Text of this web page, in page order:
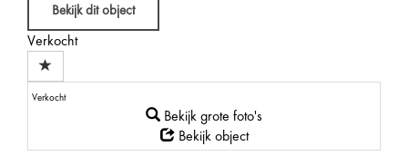
Bekijk dit object
Verkocht
Verkocht
Bekijk grote foto's
Bekijk object